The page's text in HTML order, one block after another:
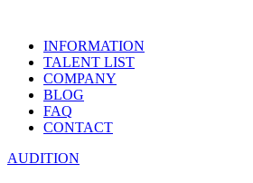
INFORMATION
TALENT LIST
COMPANY
BLOG
FAQ
CONTACT
AUDITION